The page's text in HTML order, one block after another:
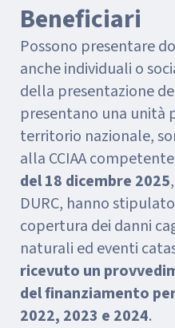
Beneficiari
Possono presentare
anche individuali o
della presentazione
presentano una unità
territorio nazionale,
alla CCIAA
del 18 dicembre 2025
DURC, hanno
copertura dei danni
naturali ed eventi
ricevuto un
del finanziamento
2022, 2023 e 2024.